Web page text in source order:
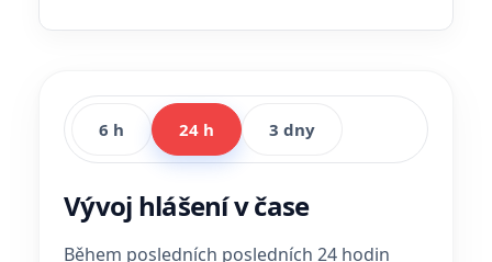
6 h 24 h 3 dny
Vývoj hlášení v čase
Během posledních posledních 24 hodin